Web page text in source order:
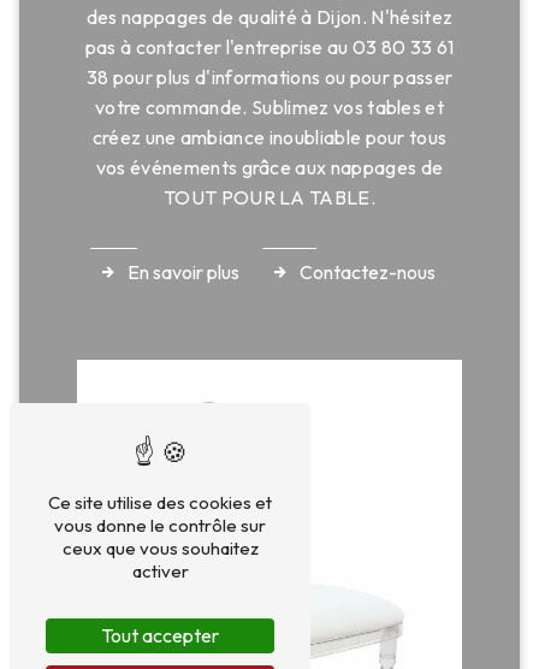
des nappages de qualité à Dijon. N'hésitez
pas à contacter l'entreprise au 03 80 33 61
38 pour plus d'informations ou pour passer
votre commande. Sublimez vos tables et
créez une ambiance inoubliable pour tous
vos événements grâce aux nappages de
TOUT POUR LA TABLE.
En savoir plus Contactez-nous
Ce site utilise des cookies et
vous donne le contrôle sur
ceux que vous souhaitez
activer
Tout accepter